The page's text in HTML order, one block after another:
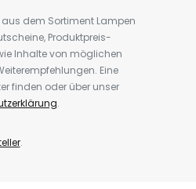
dem Sortiment Lampen
Produktpreis-
Inhalte von möglichen
Eine
finden oder über unser
.
.